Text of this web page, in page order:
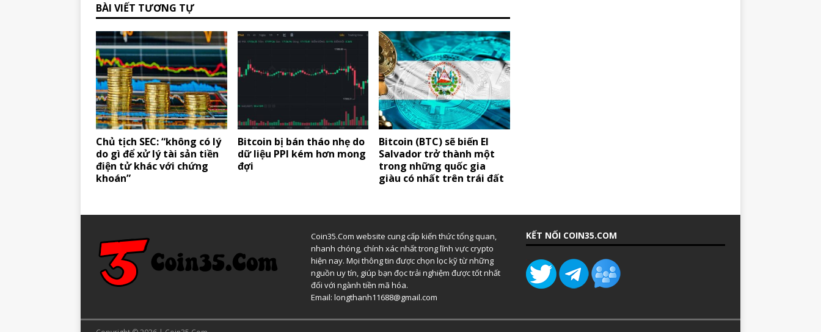
BÀI VIẾT TƯƠNG TỰ
Chủ tịch SEC: “không có lý
do gì để xử lý tài sản tiền
điện tử khác với chứng
khoán”
Bitcoin bị bán tháo nhẹ do
dữ liệu PPI kém hơn mong
đợi
Bitcoin (BTC) sẽ biến El
Salvador trở thành một
trong những quốc gia
giàu có nhất trên trái đất
Coin35.Com website cung cấp kiến thức tổng quan,
nhanh chóng, chính xác nhất trong lĩnh vực crypto
hiện nay. Mọi thông tin được chọn lọc kỹ từ những
nguồn uy tín, giúp bạn đọc trải nghiệm được tốt nhất
đối với ngành tiền mã hóa.
Email: longthanh11688@gmail.com
KẾT NỐI COIN35.COM